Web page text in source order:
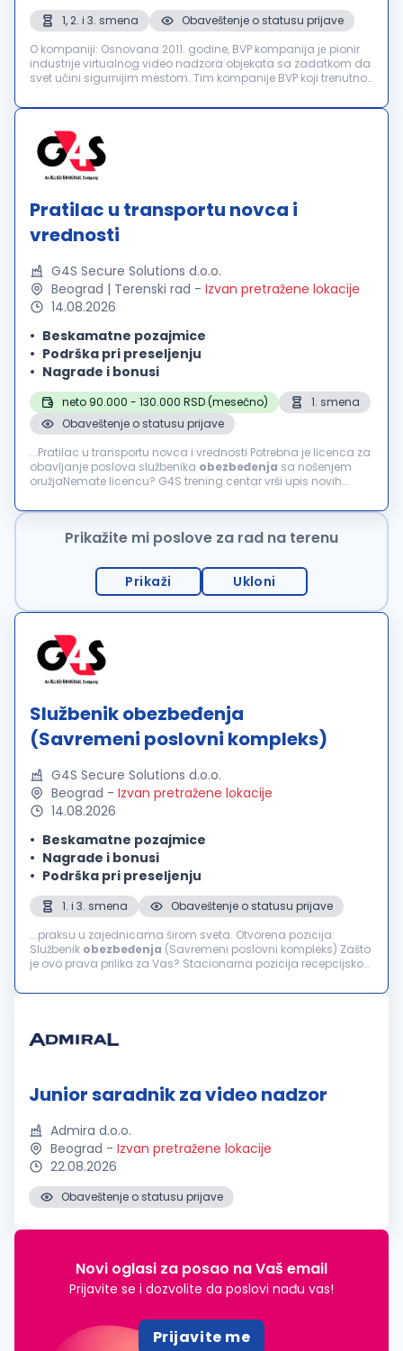
1, 2. i 3. smena
Obaveštenje o statusu prijave
O kompaniji: Osnovana 2011. godine, BVP kompanija је pionir
industrije virtualnog video nadzora objekata sa zadatkom da
svet učini sigurnijim mestom. Tim kompanije BVP koji trenutno
se bil...
Pratilac u transportu novca i
vrednosti
G4S Secure Solutions d.o.o.
Beograd | Terenski rad - Izvan pretražene lokacije
14.08.2026
Beskamatne pozajmice
Podrška pri preseljenju
Nagrade i bonusi
neto 90.000 - 130.000 RSD (mesečno)
1. smena
Obaveštenje o statusu prijave
...Pratilac u transportu novca i vrednosti Potrebna je licenca za
obavljanje poslova službenika obezbeđenja sa nošenjem
oružjaNemate licencu? G4S trening centar vrši upis novih
Obezbeđenje...
Prikažite mi poslove za rad na terenu
Prikaži Ukloni
Službenik obezbeđenja
(Savremeni poslovni kompleks)
G4S Secure Solutions d.o.o.
Beograd - Izvan pretražene lokacije
14.08.2026
Beskamatne pozajmice
Nagrade i bonusi
Podrška pri preseljenju
1. i 3. smena
Obaveštenje o statusu prijave
...praksu u zajednicama širom sveta. Otvorena pozicija:
Službenik obezbeđenja (Savremeni poslovni kompleks) Zašto
je ovo prava prilika za Vas? Stacionarna pozicija recepcijskog
potrebu...
Junior saradnik za video nadzor
Admira d.o.o.
Beograd - Izvan pretražene lokacije
22.08.2026
Obaveštenje o statusu prijave
Novi oglasi za posao na Vaš email
Prijavite se i dozvolite da poslovi nađu vas!
Prijavite me